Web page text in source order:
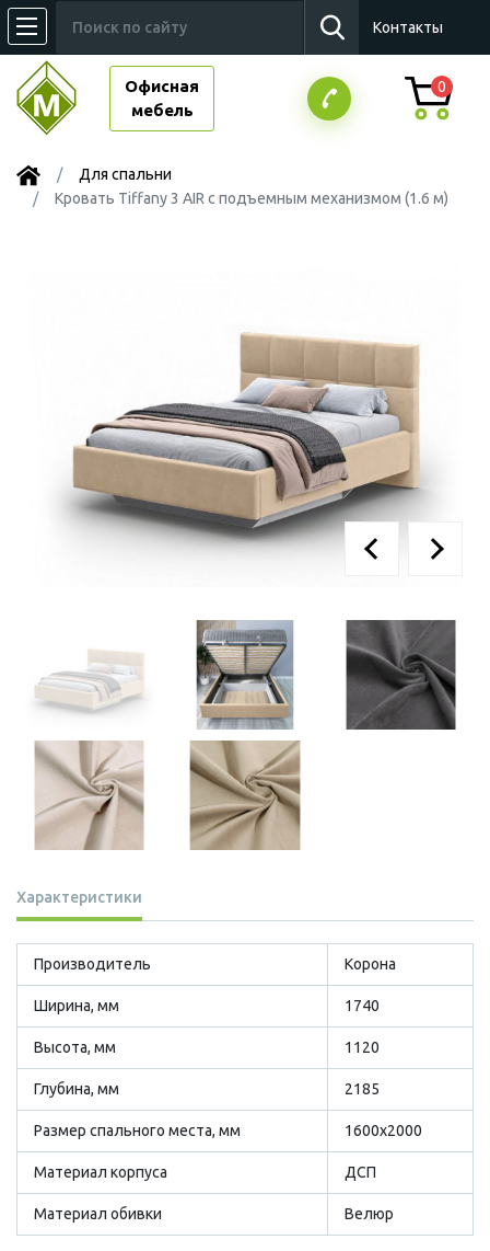
Контакты
Офисная
мебель
0
Для спальни
Кровать Tiffany 3 AIR с подъемным механизмом (1.6 м)
Характеристики
Производитель Корона
Ширина, мм 1740
Высота, мм 1120
Глубина, мм 2185
Размер cпального места, мм 1600х2000
Материал корпуса ДСП
Материал обивки Велюр